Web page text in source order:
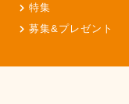
特集
募集&プレゼント